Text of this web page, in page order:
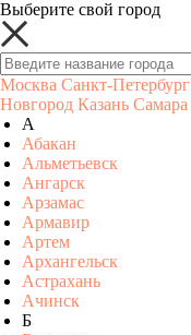
Выберите свой город
Москва Санкт-Петербург
Новгород Казань Самара
А
Абакан
Альметьевск
Ангарск
Арзамас
Армавир
Артем
Архангельск
Астрахань
Ачинск
Б